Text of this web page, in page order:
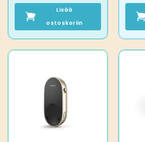
Lisää
ostoskoriin